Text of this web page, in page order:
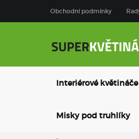
Obchodní podmínky
Interiérové květináče
Misky pod truhlíky